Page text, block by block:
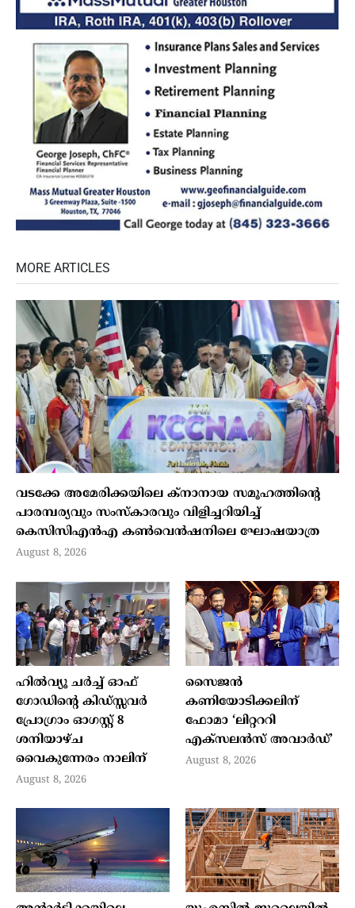
MORE ARTICLES
വടക്കേ അമേരിക്കയിലെ ക്‌നാനായ സമൂഹത്തിന്റെ
പാരമ്പര്യവും സംസ്‌കാരവും വിളിച്ചറിയിച്ച്
കെസിസിഎന്‍എ കണ്‍വെന്‍ഷനിലെ ഘോഷയാത്ര
August 8, 2026
ഹില്‍വ്യൂ ചര്‍ച്ച് ഓഫ്
ഗോഡിന്റെ കിഡ്സ്സവര്‍
പ്രോഗ്രാം ഓഗസ്റ്റ് 8
ശനിയാഴ്ച
വൈകുന്നേരം നാലിന്
August 8, 2026
സൈജന്‍
കണിയോടിക്കലിന്
ഫോമാ ‘ലിറ്റററി
എക്‌സലന്‍സ് അവാര്‍ഡ്’
August 8, 2026